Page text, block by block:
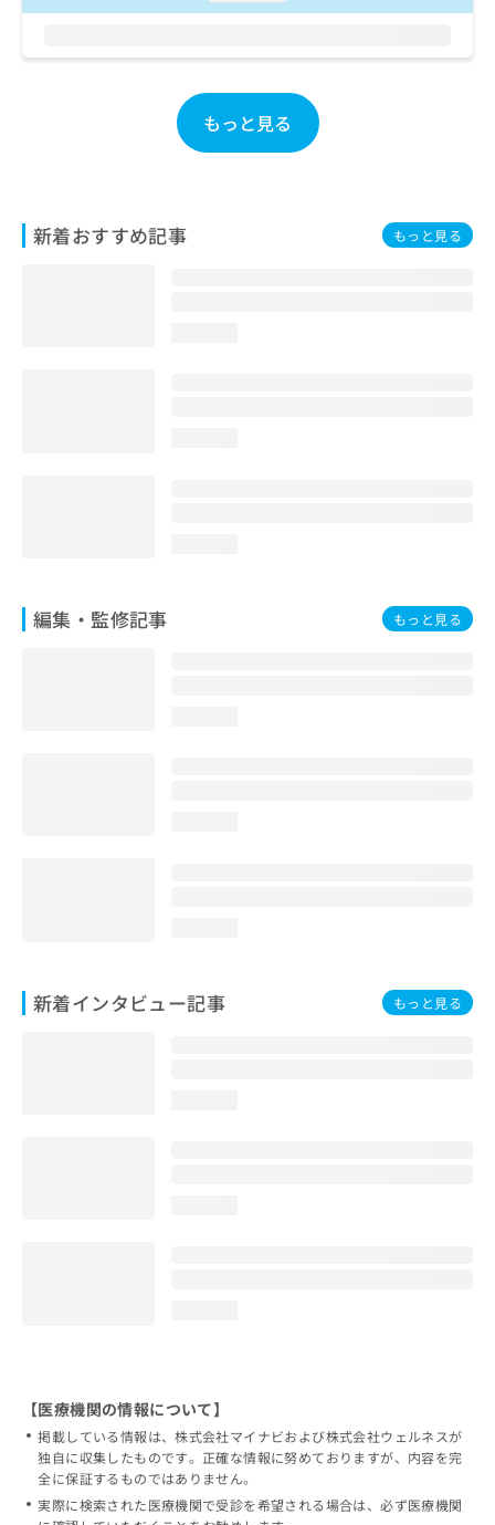
もっと見る
新着おすすめ記事 もっと見る
編集・監修記事 もっと見る
新着インタビュー記事 もっと見る
お
い
【医療機関の情報について】
掲載している情報は、株式会社マイナビおよび株式会社ウェルネスが
独自に収集したものです。正確な情報に努めておりますが、内容を完
全に保証するものではありません。
実際に検索された医療機関で受診を希望される場合は、必ず医療機関